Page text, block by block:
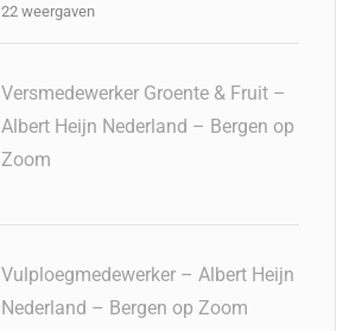
22 weergaven
Versmedewerker Groente & Fruit –
Albert Heijn Nederland – Bergen op
Zoom
Vulploegmedewerker – Albert Heijn
Nederland – Bergen op Zoom